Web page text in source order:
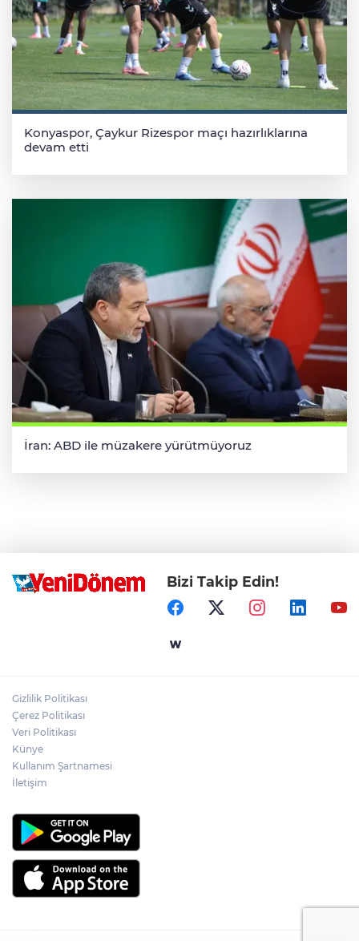
Konyaspor, Çaykur Rizespor maçı hazırlıklarına
devam etti
İran: ABD ile müzakere yürütmüyoruz
Bizi Takip Edin!
Gizlilik Politikası
Çerez Politikası
Veri Politikası
Künye
Kullanım Şartnamesi
İletişim